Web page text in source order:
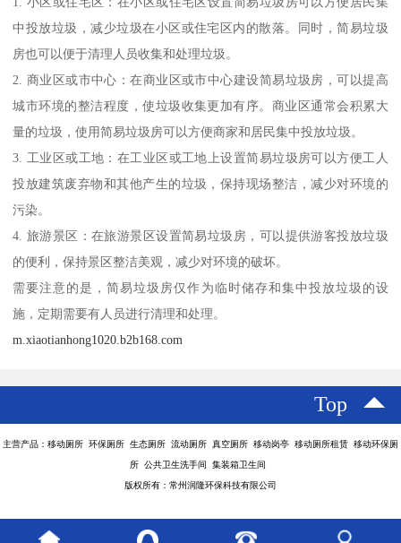
中投放垃圾，减少垃圾在小区或住宅区内的散落。同时，简易垃圾
房也可以便于清理人员收集和处理垃圾。
2. 商业区或市中心：在商业区或市中心建设简易垃圾房，可以提高
城市环境的整洁程度，使垃圾收集更加有序。商业区通常会积累大
量的垃圾，使用简易垃圾房可以方便商家和居民集中投放垃圾。
3. 工业区或工地：在工业区或工地上设置简易垃圾房可以方便工人
投放建筑废弃物和其他产生的垃圾，保持现场整洁，减少对环境的
污染。
4. 旅游景区：在旅游景区设置简易垃圾房，可以提供游客投放垃圾
的便利，保持景区整洁美观，减少对环境的破坏。
需要注意的是，简易垃圾房仅作为临时储存和集中投放垃圾的设
施，定期需要有人员进行清理和处理。
m.xiaotianhong1020.b2b168.com
Top
主营产品：移动厕所 环保厕所 生态厕所 流动厕所 真空厕所 移动岗亭 移动厕所租赁 移动环保厕
所 公共卫生洗手间 集装箱卫生间
版权所有：常州润隆环保科技有限公司